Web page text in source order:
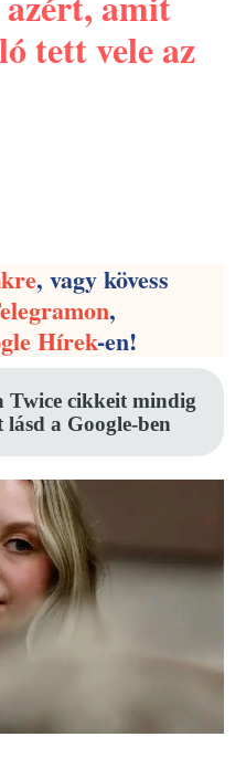
tett vele az
, vagy kövess
,
Hírek-en!
Twice cikkeit mindig
lásd a Google-ben